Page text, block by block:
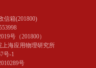
信箱(201800)
号（201800）
上海应用物理研究所
号-1
号